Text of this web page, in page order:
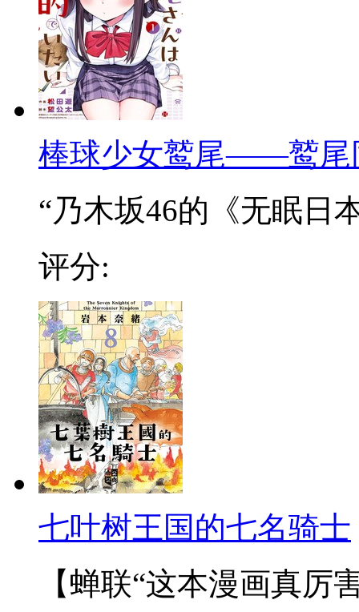
棒球少女鹫尾——鹫尾
“乃木坂46的《无眠日
评分:
七叶树王国的七名骑士
【蝉联“这本漫画真厉